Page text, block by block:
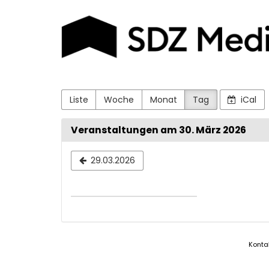
SDZ
Druck
und
Medien
GmbH
Liste Woche Monat Tag iCal
Veranstaltungen am 30. März 2026
29.03.2026